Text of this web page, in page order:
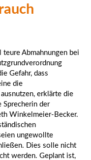
Abmahnungen bei
Gefahr, dass
die
erklärte die
Sprecherin der
Winkelmeier-Becker.
ungewollte
Dies solle nicht
werden. Geplant ist,